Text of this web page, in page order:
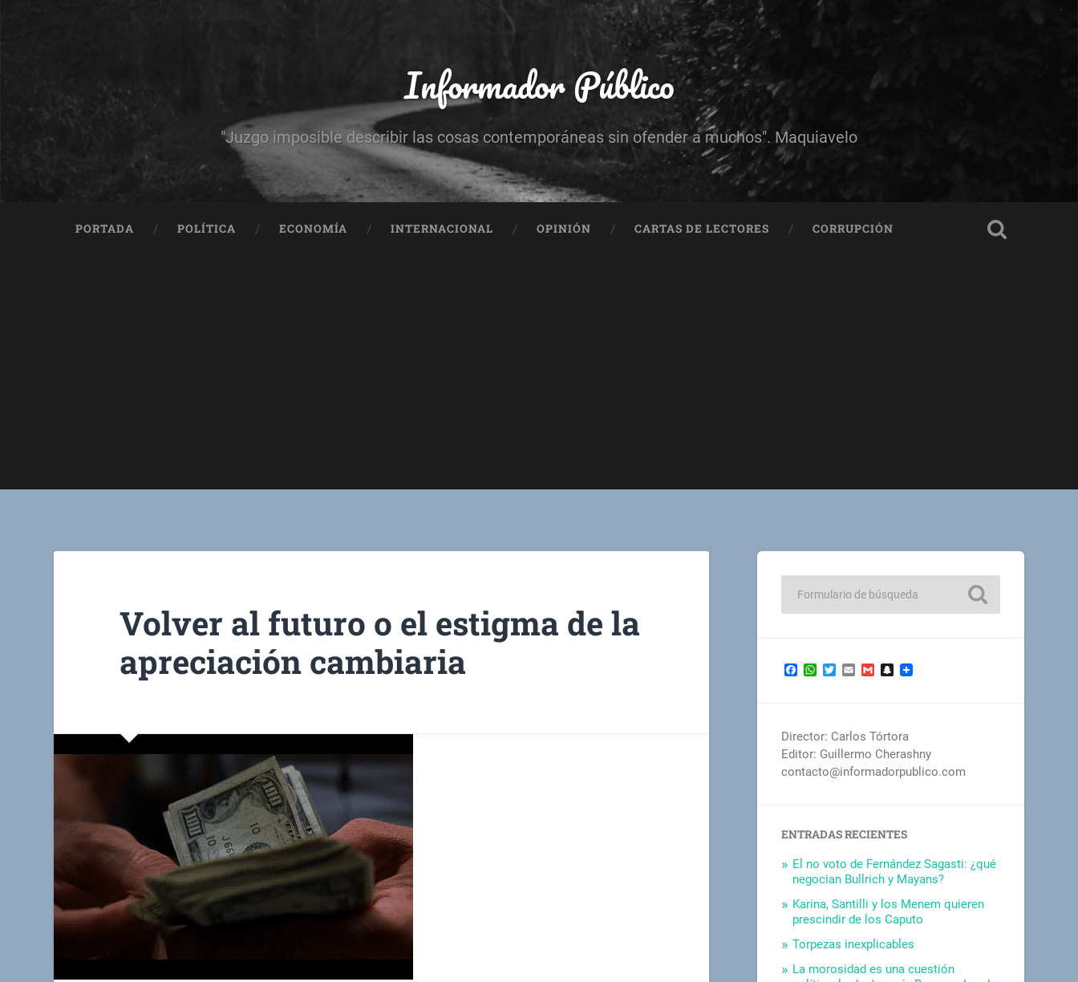
Informador Público
"Juzgo imposible describir las cosas contemporáneas sin ofender a muchos". Maquiavelo
PORTADA POLÍTICA ECONOMÍA INTERNACIONAL OPINIÓN CARTAS DE LECTORES CORRUPCIÓN
Volver al futuro o el estigma de la
apreciación cambiaria
Facebook
WhatsApp
TwitterEmailGmailSnapchat
Director: Carlos Tórtora
Editor: Guillermo Cherashny
contacto@informadorpublico.com
ENTRADAS RECIENTES
El no voto de Fernández Sagasti: ¿qué
negocian Bullrich y Mayans?
Karina, Santilli y los Menem quieren
prescindir de los Caputo
Torpezas inexplicables
La morosidad es una cuestión